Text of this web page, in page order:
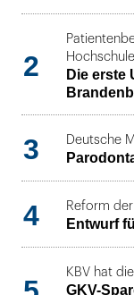
2
Die erste
3 Deutsche
4 Reform
Entwurf
KBV hat
GKV-